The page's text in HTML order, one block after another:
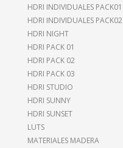
HDRI INDIVIDUALES PACK01
HDRI INDIVIDUALES PACK02
HDRI NIGHT
HDRI PACK 01
HDRI PACK 02
HDRI PACK 03
HDRI STUDIO
HDRI SUNNY
HDRI SUNSET
LUTS
MATERIALES MADERA